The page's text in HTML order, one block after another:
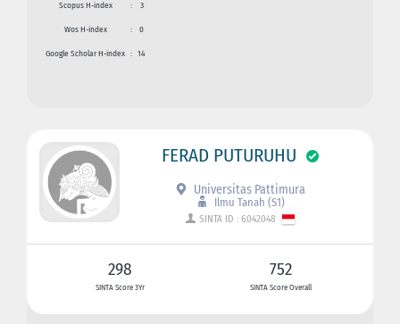
Scopus H-index : 3
Wos H-index : 0
Google Scholar H-index : 14
FERAD PUTURUHU
Universitas Pattimura
Ilmu Tanah (S1)
SINTA ID : 6042048
298
SINTA Score 3Yr
752
SINTA Score Overall